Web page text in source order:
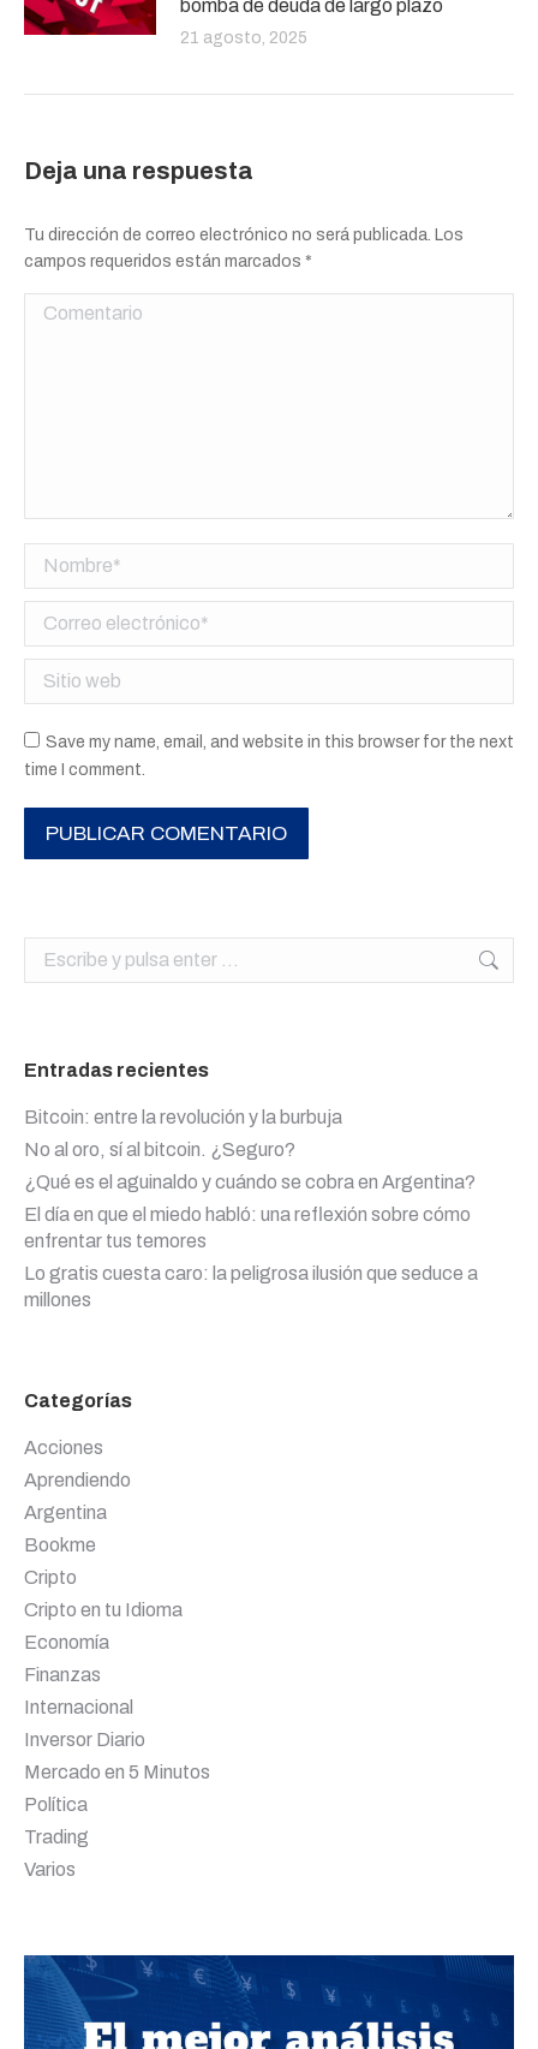
bomba de deuda de largo plazo
21 agosto, 2025
Deja una respuesta
Tu dirección de correo electrónico no será publicada. Los
campos requeridos están marcados *
Comentario
Nombre *
Correo electrónico *
Sitio web
Save my name, email, and website in this browser for the next
time I comment.
PUBLICAR COMENTARIO
Buscar:
Entradas recientes
Bitcoin: entre la revolución y la burbuja
No al oro, sí al bitcoin. ¿Seguro?
¿Qué es el aguinaldo y cuándo se cobra en Argentina?
El día en que el miedo habló: una reflexión sobre cómo
enfrentar tus temores
Lo gratis cuesta caro: la peligrosa ilusión que seduce a
millones
Categorías
Acciones
Aprendiendo
Argentina
Bookme
Cripto
Cripto en tu Idioma
Economía
Finanzas
Internacional
Inversor Diario
Mercado en 5 Minutos
Política
Trading
Varios